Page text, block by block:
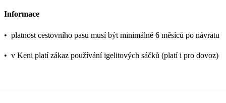
Informace
• platnost cestovního pasu musí být minimálně 6 měsíců po návratu
• v Keni platí zákaz používání igelitových sáčků (platí i pro dovoz)